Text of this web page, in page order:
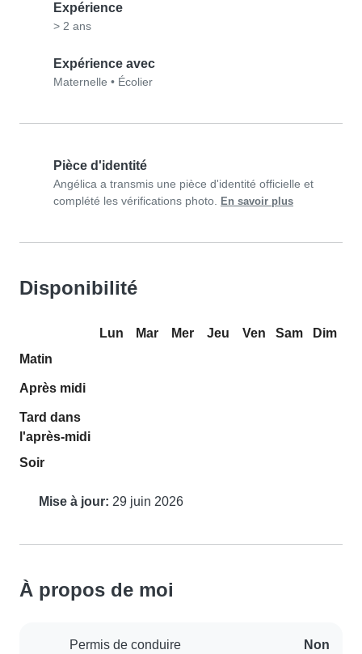
Expérience
> 2 ans
Expérience avec
Maternelle • Écolier
Pièce d'identité
Angélica a transmis une pièce d'identité officielle et
complété les vérifications photo.
En savoir plus
Disponibilité
Lun Mar Mer Jeu Ven Sam
Dim
Matin
Après midi
Tard dans
l'après-midi
Soir
Mise à jour: 29 juin 2026
À propos de moi
Permis de conduire Non